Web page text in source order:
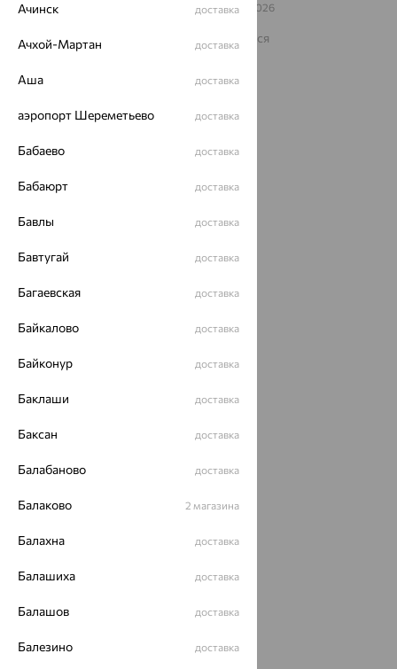
© ООО «Ювелирный дом «Кристалл»,2009 – 2026
На информационном ресурсе применяются
рекомендательные технологии
ОГРН 1044800168379
Разработка сайта —CUBA
Ачинск доставка
Ачхой-Мартан доставка
Аша доставка
аэропорт Шереметьево доставка
Бабаево доставка
Бабаюрт доставка
Бавлы доставка
Бавтугай доставка
Багаевская доставка
Байкалово доставка
Байконур доставка
Баклаши доставка
Баксан доставка
Балабаново доставка
Балаково 2 магазина
Балахна доставка
Балашиха доставка
Балашов доставка
Балезино доставка